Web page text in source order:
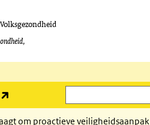
Zoeken
om proactieve veiligheidsaanpak